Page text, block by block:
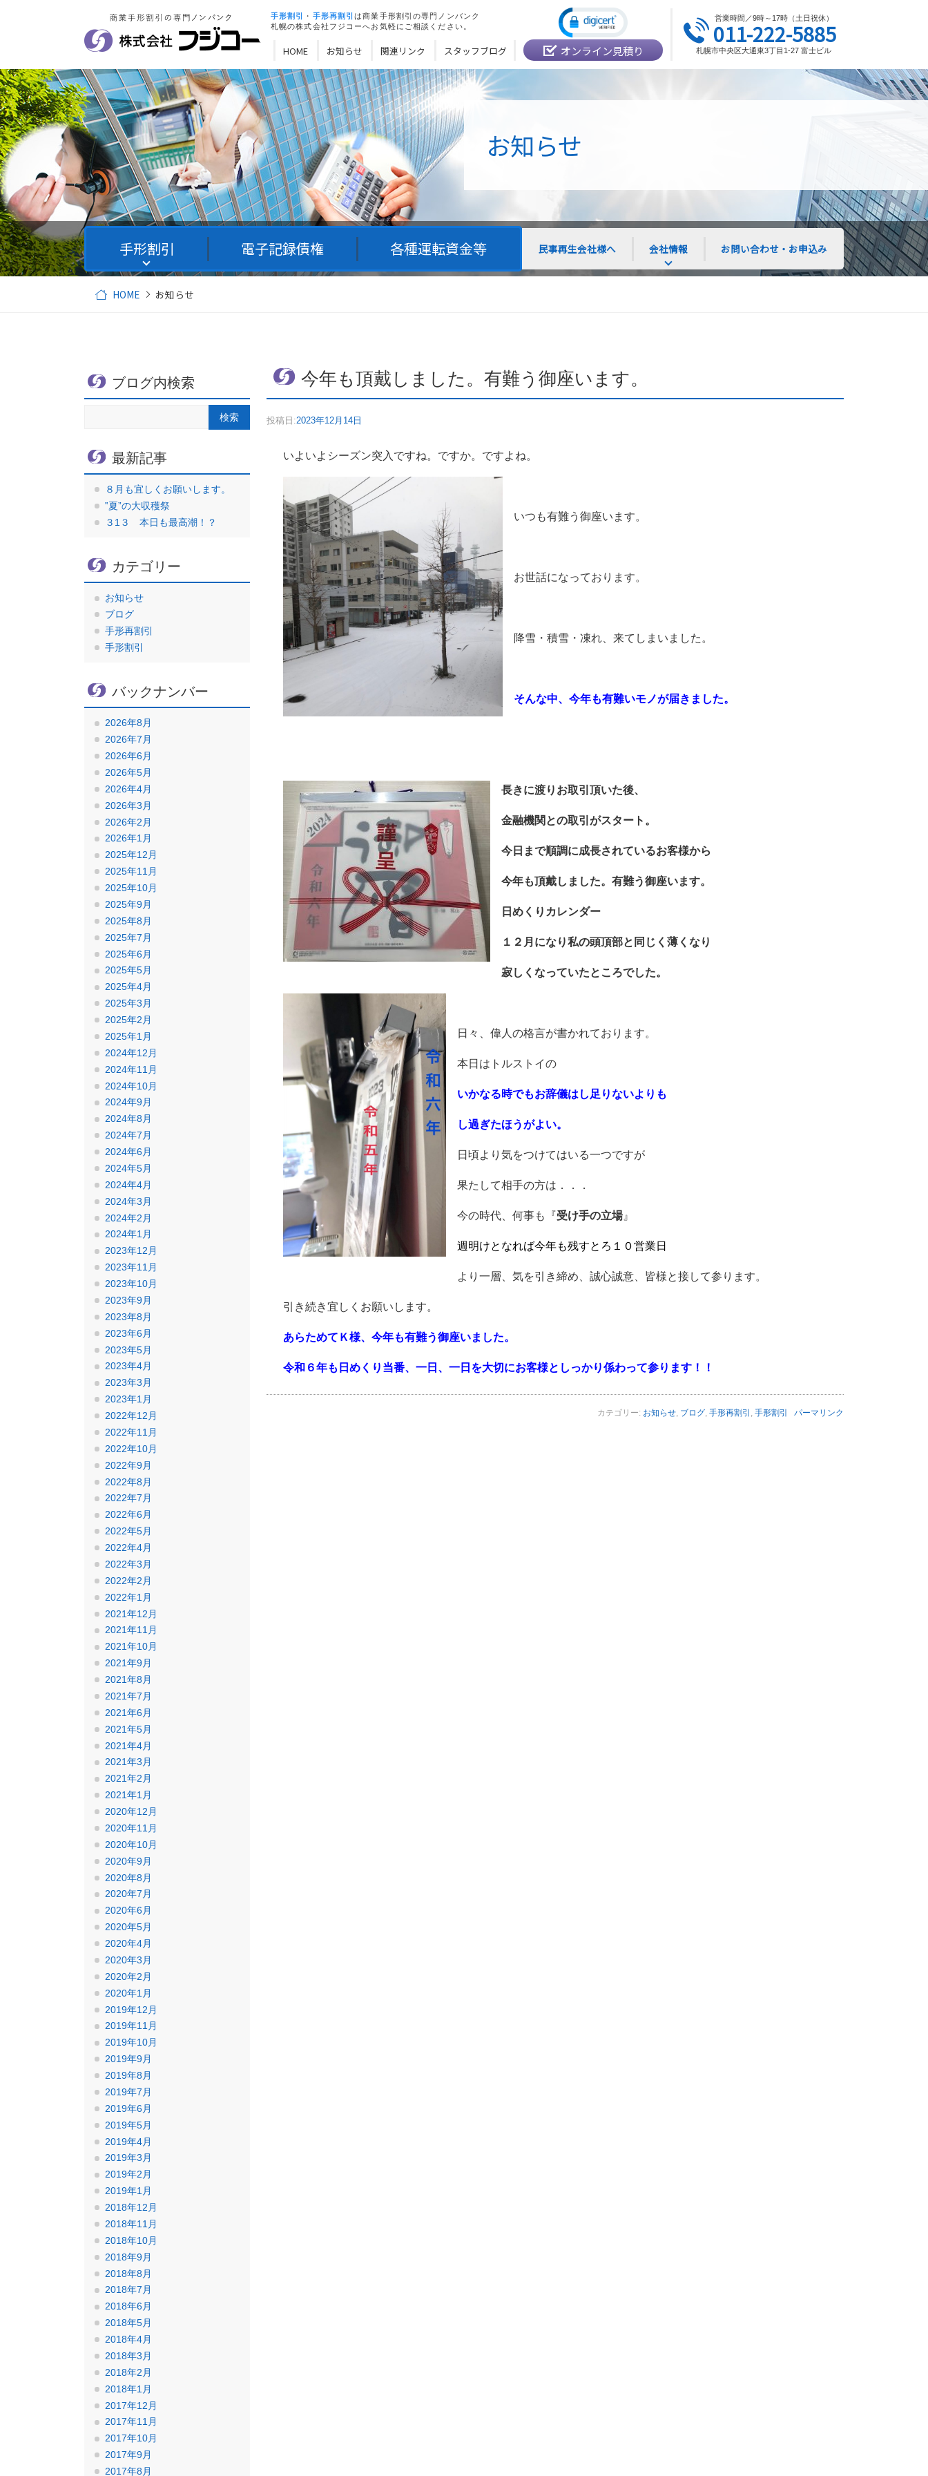
お知らせ
手形割引 ・ 手形再割引は商業手形割引の専門ノンバンク
札幌の株式会社フジコーへお気軽にご相談ください。
オンライン見積り
営業時間／9時～17時（土日祝休）
011-222-5885
札幌市中央区大通東3丁目1-27 富士ビル
HOME お知らせ 関連リンク スタッフブログ
手形割引 電子記録債権 各種運転資金等 民事再生会社様へ 会社情報 お問い合わせ・お申込み
HOME お知らせ
今年も頂戴しました。有難う御座います。
投稿日:2023年12月14日
いよいよシーズン突入ですね。ですか。ですよね。
いつも有難う御座います。
お世話になっております。
降雪・積雪・凍れ、来てしまいました。
そんな中、今年も有難いモノが届きました。
長きに渡りお取引頂いた後、
金融機関との取引がスタート。
今日まで順調に成長されているお客様から
今年も頂戴しました。 有難う御座います。
日めくりカレンダー
１２月になり私の頭頂部と同じく薄くなり
寂しくなっていたところでした。
日々、偉人の格言が書かれております。
本日はトルストイの
いかなる時でもお辞儀はし足りないよりも
し過ぎたほうがよい。
日頃より気をつけてはいる一つですが
果たして相手の方は．．．
今の時代、何事も『受け手の立場』
週明けとなれば今年も残すとろ１０営業日
より一層、気を引き締め、誠心誠意、皆様と接して参ります。
引き続き宜しくお願いします。
あらためてＫ様、今年も有難う御座いました。
令和６年も日めくり当番、一日、一日を大切にお客様としっかり係わって参ります！！
カテゴリー: お知らせ ブログ 手形再割引 手形割引 パーマリンク
ブログ内検索
最新記事
８月も宜しくお願いします。
‟夏”の大収穫祭
３1３ 本日も最高潮！？
カテゴリー
お知らせ
ブログ
手形再割引
手形割引
バックナンバー
2026年8月
2026年7月
2026年6月
2026年5月
2026年4月
2026年3月
2026年2月
2026年1月
2025年12月
2025年11月
2025年10月
2025年9月
2025年8月
2025年7月
2025年6月
2025年5月
2025年4月
2025年3月
2025年2月
2025年1月
2024年12月
2024年11月
2024年10月
2024年9月
2024年8月
2024年7月
2024年6月
2024年5月
2024年4月
2024年3月
2024年2月
2024年1月
2023年12月
2023年11月
2023年10月
2023年9月
2023年8月
2023年6月
2023年5月
2023年4月
2023年3月
2023年1月
2022年12月
2022年11月
2022年10月
2022年9月
2022年8月
2022年7月
2022年6月
2022年5月
2022年4月
2022年3月
2022年2月
2022年1月
2021年12月
2021年11月
2021年10月
2021年9月
2021年8月
2021年7月
2021年6月
2021年5月
2021年4月
2021年3月
2021年2月
2021年1月
2020年12月
2020年11月
2020年10月
2020年9月
2020年8月
2020年7月
2020年6月
2020年5月
2020年4月
2020年3月
2020年2月
2020年1月
2019年12月
2019年11月
2019年10月
2019年9月
2019年8月
2019年7月
2019年6月
2019年5月
2019年4月
2019年3月
2019年2月
2019年1月
2018年12月
2018年11月
2018年10月
2018年9月
2018年8月
2018年7月
2018年6月
2018年5月
2018年4月
2018年3月
2018年2月
2018年1月
2017年12月
2017年11月
2017年10月
2017年9月
2017年8月